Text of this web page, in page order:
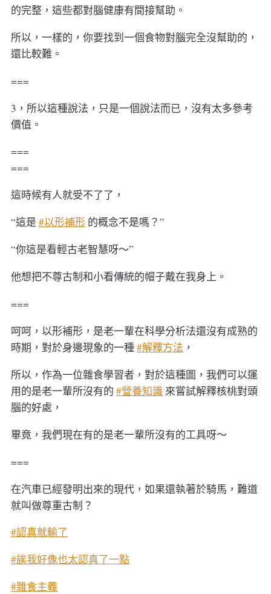
的完整，這些都對腦健康有間接幫助。
所以，一樣的，你要找到一個食物對腦完全沒幫助的，
還比較難。
===
3，所以這種說法，只是一個說法而已，沒有太多參考
價值。
===
===
這時候有人就受不了了，
“這是 #以形補形的概念不是嗎？”
“你這是看輕古老智慧呀～”
他想把不尊古制和小看傳統的帽子戴在我身上。
===
呵呵，以形補形，是老一輩在科學分析法還沒有成熟的
時期，對於身邊現象的一種 #解釋方法 ，
所以，作為一位雜食學習者，對於這種圖，我們可以運
用的是老一輩所沒有的 #營養知識來嘗試解釋核桃對頭
腦的好處，
畢竟，我們現在有的是老一輩所沒有的工具呀～
===
在汽車已經發明出來的現代，如果還執著於騎馬，難道
就叫做尊重古制？
#認真就輸了
#誒我好像也太認真了一點
#雜食主義